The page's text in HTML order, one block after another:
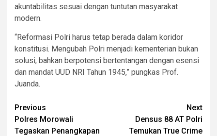
akuntabilitas sesuai dengan tuntutan masyarakat
modern.
“Reformasi Polri harus tetap berada dalam koridor
konstitusi. Mengubah Polri menjadi kementerian bukan
solusi, bahkan berpotensi bertentangan dengan esensi
dan mandat UUD NRI Tahun 1945,” pungkas Prof.
Juanda.
Post
navigation
Previous
Polres Morowali
Tegaskan Penangkapan
Next
Densus 88 AT Polri
Temukan True Crime